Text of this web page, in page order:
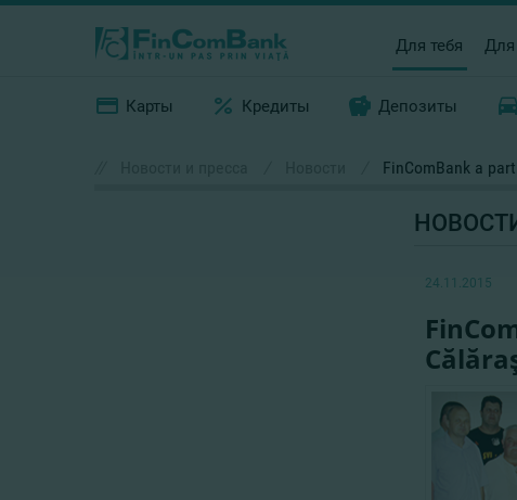
Для тебя Для
Карты Кредиты Депозиты
FinComBank a
24.11.2015